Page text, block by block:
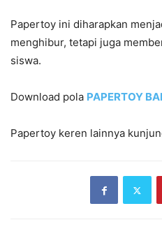
Papertoy ini diharapkan
menghibur, tetapi juga
siswa.
Download pola PAPERTOY
Papertoy keren lainnya